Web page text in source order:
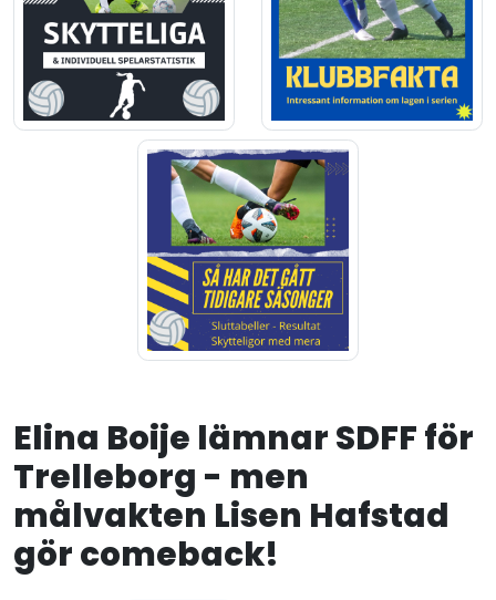
Elina Boije lämnar SDFF för
Trelleborg - men
målvakten Lisen Hafstad
gör comeback!